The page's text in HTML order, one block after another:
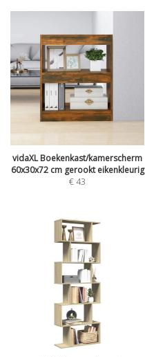
vidaXL Boekenkast/kamerscherm
60x30x72 cm gerookt eikenkleurig
€43